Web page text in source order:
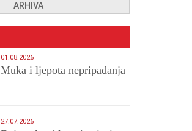
ARHIVA
01.08.2026
Muka i ljepota nepripadanja
27.07.2026